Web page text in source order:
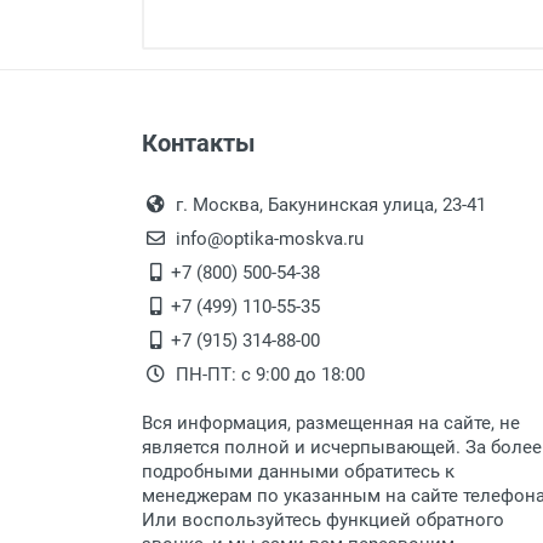
Перечисление средств на
Перевод денег на карту Сбербанка.
Выдаем товар в рабочие
После того, как заказ
Для получения товара при
Заказ необходимо
дополнительных расходов за
Доставка по Москве
Доставляем товар по
Доставка транспортными
Данный способ доставки
Мы сотрудничаем с
Контакты
г. Москва, Бакунинская улица, 23-41
info@optika-moskva.ru
+7 (800) 500-54-38
+7 (499) 110-55-35
+7 (915) 314-88-00
ПН-ПТ: с 9:00 до 18:00
Вся информация, размещенная на сайте, не
является полной и исчерпывающей. За более
подробными данными обратитесь к
менеджерам по указанным на сайте
Или воспользуйтесь функцией обратного